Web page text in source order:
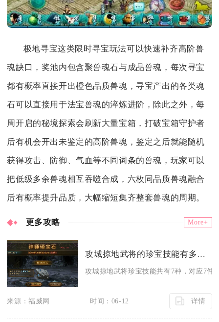
极地寻宝这类限时寻宝玩法可以快速补齐高阶兽
魂缺口，奖池内包含聚兽魂石与成品兽魂，每次寻宝
都有概率直接开出橙色品质兽魂，寻宝产出的各类魂
石可以直接用于法宝兽魂的淬炼进阶，除此之外，每
周开启的秘境探索会刷新大量宝箱，打破宝箱守护者
后有机会开出未鉴定的高阶兽魂，鉴定之后就能随机
获得攻击、防御、气血等不同词条的兽魂，玩家可以
把低级多余兽魂相互吞噬合成，六枚同品质兽魂融合
后有概率提升品质，大幅缩短集齐整套兽魂的周期。
更多攻略 More+
攻城掠地武将的珍宝技能有多少种
攻城掠地武将珍宝技能共有7种，对应7件
来源：福威网 时间：06-12 详情